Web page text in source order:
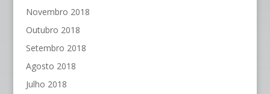
Novembro 2018
Outubro 2018
Setembro 2018
Agosto 2018
Julho 2018